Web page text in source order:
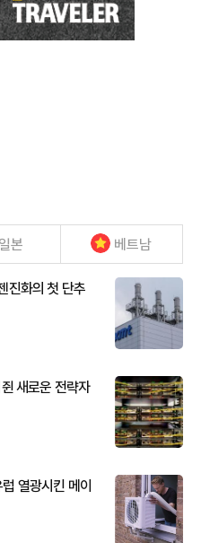
일본 베트남
진화의 첫 단추
새로운 전략자
열광시킨 메이